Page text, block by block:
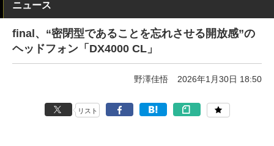
ニュース
final、“密閉型であることを忘れさせる開放感”の
ヘッドフォン「DX4000 CL」
野澤佳悟 2026年1月30日 18:50
リスト